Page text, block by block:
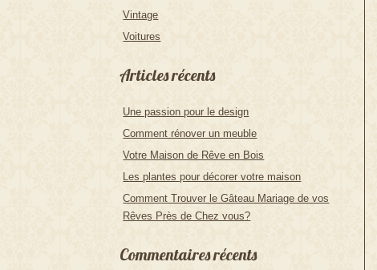
Vintage
Voitures
Articles récents
Une passion pour le design
Comment rénover un meuble
Votre Maison de Rêve en Bois
Les plantes pour décorer votre maison
Comment Trouver le Gâteau Mariage de vos
Rêves Près de Chez vous?
Commentaires récents